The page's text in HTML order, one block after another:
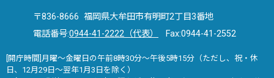
〒836-8666 福岡県大牟田市有明町2丁目3番地
電話番号:0944-41-2222（代表） Fax:0944-41-2552
[開庁時間]月曜～金曜日の午前8時30分～午後5時15分（ただし、祝・休
日、12月29日～翌年1月3日を除く）